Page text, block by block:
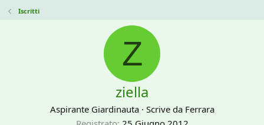
Iscritti
Z
ziella
Aspirante Giardinauta · Scrive da Ferrara